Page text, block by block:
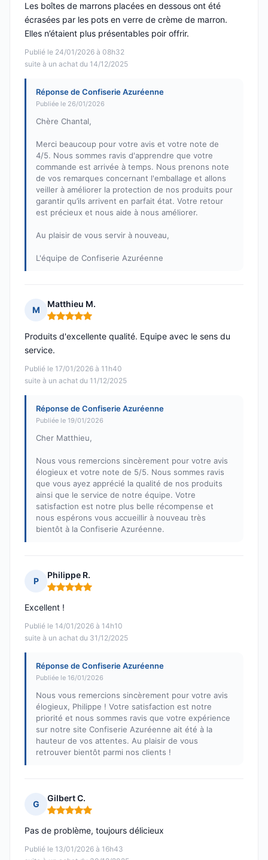
Publié le 24/01/2026 à 08h32
suite à un achat du 14/12/2025
Les boîtes de marrons placées en dessous ont été
écrasées par les pots en verre de crème de marron.
Elles n’étaient plus présentables poir offrir.
Réponse de Confiserie Azuréenne
Publiée le 26/01/2026
Chère Chantal,
Merci beaucoup pour votre avis et votre note de
4/5. Nous sommes ravis d'apprendre que votre
commande est arrivée à temps. Nous prenons note
de vos remarques concernant l'emballage et allons
veiller à améliorer la protection de nos produits pour
garantir qu’ils arrivent en parfait état. Votre retour
est précieux et nous aide à nous améliorer.
Au plaisir de vous servir à nouveau,
L'équipe de Confiserie Azuréenne
M
Matthieu M.
Note : 5 sur 5
Publié le 17/01/2026 à 11h40
suite à un achat du 11/12/2025
Produits d'excellente qualité. Equipe avec le sens du
service.
Réponse de Confiserie Azuréenne
Publiée le 19/01/2026
Cher Matthieu,
Nous vous remercions sincèrement pour votre avis
élogieux et votre note de 5/5. Nous sommes ravis
que vous ayez apprécié la qualité de nos produits
ainsi que le service de notre équipe. Votre
satisfaction est notre plus belle récompense et
nous espérons vous accueillir à nouveau très
bientôt à la Confiserie Azuréenne.
P
Philippe R.
Note : 5 sur 5
Publié le 14/01/2026 à 14h10
suite à un achat du 31/12/2025
Excellent !
Réponse de Confiserie Azuréenne
Publiée le 16/01/2026
Nous vous remercions sincèrement pour votre avis
élogieux, Philippe ! Votre satisfaction est notre
priorité et nous sommes ravis que votre expérience
sur notre site Confiserie Azuréenne ait été à la
hauteur de vos attentes. Au plaisir de vous
retrouver bientôt parmi nos clients !
G
Gilbert C.
Note : 5 sur 5
Publié le 13/01/2026 à 16h43
Pas de problème, toujours délicieux